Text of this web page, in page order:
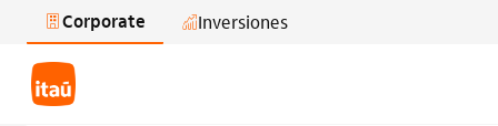
Saltar al contenido principal
Corporate Inversiones